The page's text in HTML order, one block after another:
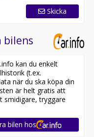
andra Volkswagen
bil/?series=taigo
Skicka
bilens
kan du enkelt
(t.ex.
när du ska köpa din
är helt gratis att
smidigare, tryggare
bilen hos